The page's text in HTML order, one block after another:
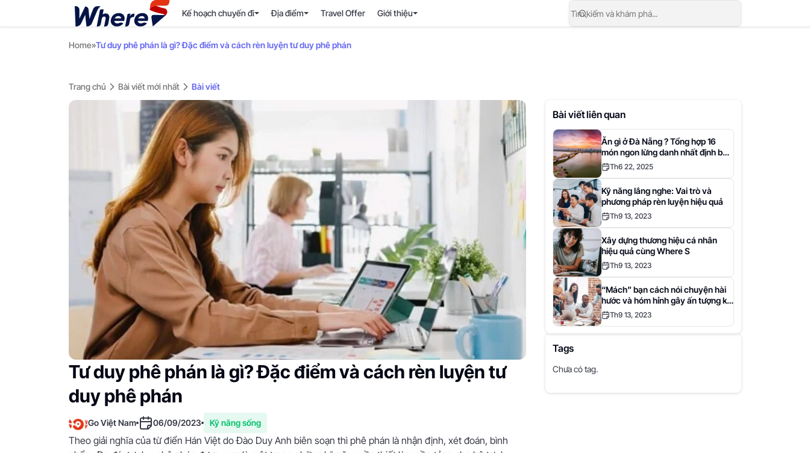
Kế hoạch chuyến đi Địa điểm Travel Offer Giới thiệu
Home»Tư duy phê phán là gì? Đặc điểm và cách rèn luyện tư duy phê phán
Trang chủ Bài viết mới nhất Bài viết
Tư duy phê phán là gì? Đặc điểm và cách rèn luyện tư
duy phê phán
Go Việt Nam 06/09/2023 Kỹ năng sống
Theo giải nghĩa của từ điển Hán Việt do Đào Duy Anh biên soạn thì phê phán là nhận định, xét đoán, bình
Bài viết liên quan
Ăn gì ở Đà Nẵng ? Tổng hợp 16
món ngon lừng danh nhất định bạn
phải thử một lần trong đời.
Th6 22, 2025
Kỹ năng lắng nghe: Vai trò và
phương pháp rèn luyện hiệu quả
Th9 13, 2023
Xây dựng thương hiệu cá nhân
hiệu quả cùng Where S
Th9 13, 2023
“Mách” bạn cách nói chuyện hài
hước và hóm hỉnh gây ấn tượng khi
giao tiếp
Th9 13, 2023
Tags
Chưa có tag.